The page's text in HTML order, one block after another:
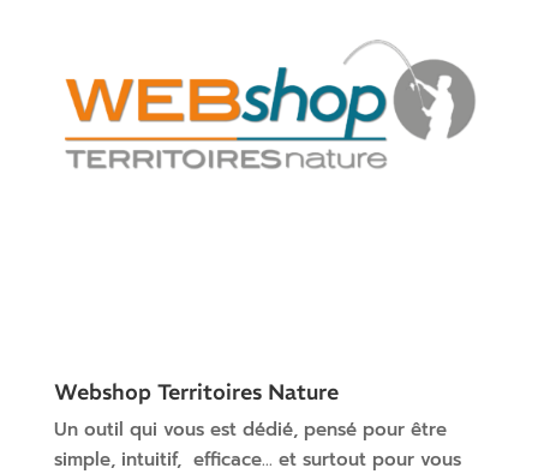
Webshop Territoires Nature
Un outil qui vous est dédié, pensé pour être
simple, intuitif, efficace… et surtout pour vous